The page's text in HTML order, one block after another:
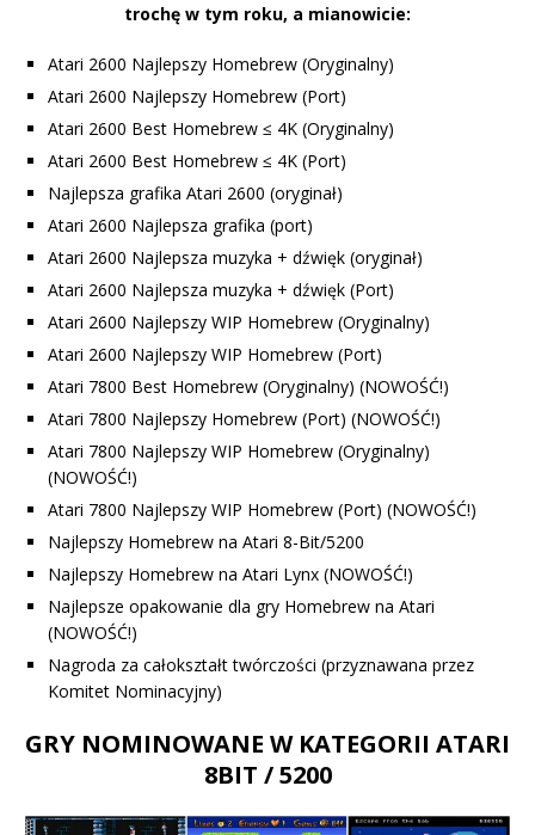
trochę w tym roku, a mianowicie:
Atari 2600 Najlepszy Homebrew (Oryginalny)
Atari 2600 Najlepszy Homebrew (Port)
Atari 2600 Best Homebrew ≤ 4K (Oryginalny)
Atari 2600 Best Homebrew ≤ 4K (Port)
Najlepsza grafika Atari 2600 (oryginał)
Atari 2600 Najlepsza grafika (port)
Atari 2600 Najlepsza muzyka + dźwięk (oryginał)
Atari 2600 Najlepsza muzyka + dźwięk (Port)
Atari 2600 Najlepszy WIP Homebrew (Oryginalny)
Atari 2600 Najlepszy WIP Homebrew (Port)
Atari 7800 Best Homebrew (Oryginalny) (NOWOŚĆ!)
Atari 7800 Najlepszy Homebrew (Port) (NOWOŚĆ!)
Atari 7800 Najlepszy WIP Homebrew (Oryginalny)
(NOWOŚĆ!)
Atari 7800 Najlepszy WIP Homebrew (Port) (NOWOŚĆ!)
Najlepszy Homebrew na Atari 8-Bit/5200
Najlepszy Homebrew na Atari Lynx (NOWOŚĆ!)
Najlepsze opakowanie dla gry Homebrew na Atari
(NOWOŚĆ!)
Nagroda za całokształt twórczości (przyznawana przez
Komitet Nominacyjny)
GRY NOMINOWANE W KATEGORII ATARI
8BIT / 5200